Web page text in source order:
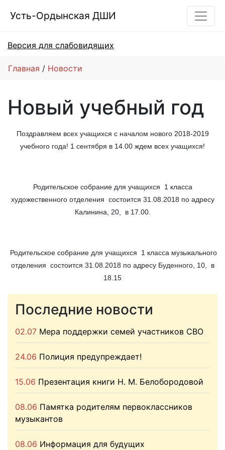
Усть-Ордынская ДШИ
Версия для слабовидящих
Главная Новости
Новый учебный год
Поздравляем всех учащихся с началом нового 2018-2019
учебного года! 1 сентября в 14.00 ждем всех учащихся!
Родительское собрание для учащихся 1 класса
художественного отделения состоится 31.08.2018 по адресу
Калинина, 20, в 17.00.
Родительское собрание для учащихся 1 класса музыкального
отделения состоится 31.08.2018 по адресу Буденного, 10, в
18.15
Последние новости
02.07 Мера поддержки семей участников СВО
24.06 Полиция предупреждает!
15.06 Презентация книги Н. М. Белобородовой
08.06 Памятка родителям первоклассников
музыкантов
08.06 Информация для будущих